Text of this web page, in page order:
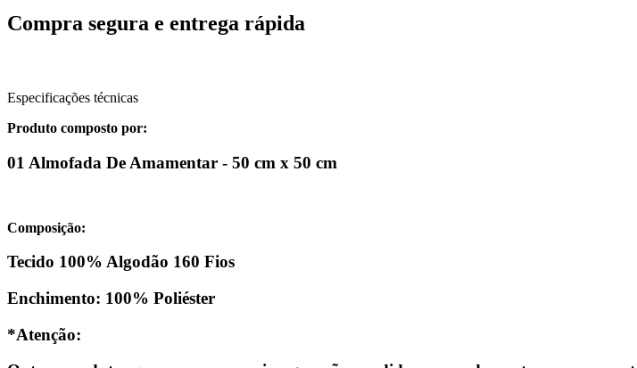
Compra segura e entrega rápida
Especificações técnicas
Produto composto por:
01 Almofada De Amamentar - 50 cm x 50 cm
Composição:
Tecido 100% Algodão 160 Fios
Enchimento: 100% Poliéster
*Atenção: